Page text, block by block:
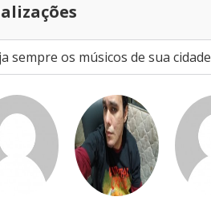
sempre os músicos de sua cidade